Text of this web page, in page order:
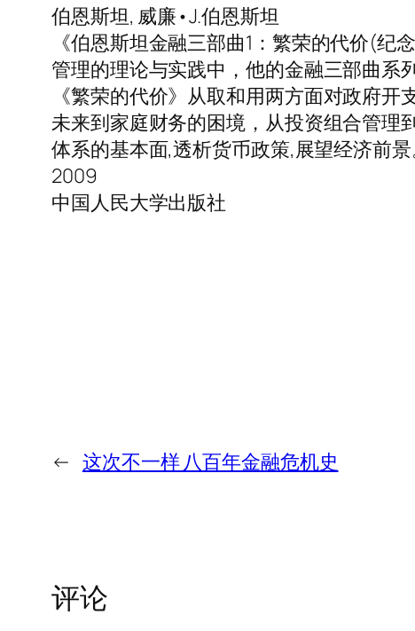
伯恩斯坦, 威廉•J.伯恩斯坦
《伯恩斯坦金融三部曲1：繁荣的代价(
管理的理论与实践中，他的金融三部曲系
《繁荣的代价》从取和用两方面对政府
未来到家庭财务的困境，从投资组合管理
体系的基本面,透析货币政策,展望经济前景
2009
中国人民大学出版社
← 这次不一样 八百年金融危机史
评论